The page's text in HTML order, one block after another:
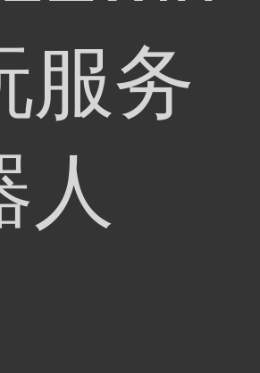
服务
人